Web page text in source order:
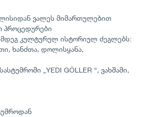
ვალეს მიმართულებით
პროცედურები
კულტურულ ისტორიულ ძეგლებს:
ხანძთა, დოლისყანა,
„YEDI GÖLLER “, ვახშამი,